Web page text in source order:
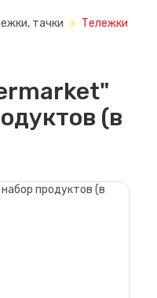
тачки
Тележки
(в